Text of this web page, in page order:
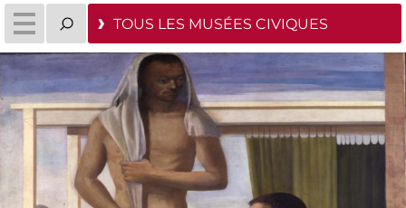
TOUS LES MUSÉES CIVIQUES